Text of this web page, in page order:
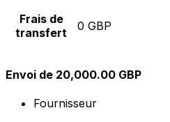
Frais de
transfert
0 GBP
Envoi de 20,000.00 GBP
Fournisseur